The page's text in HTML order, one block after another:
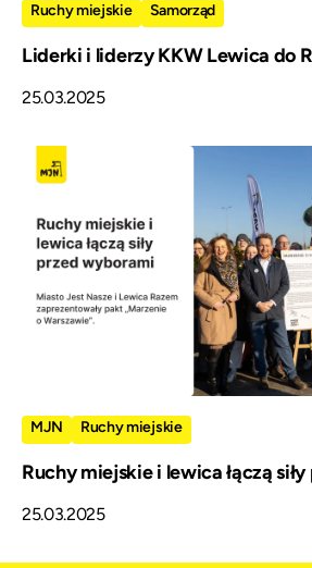
Ruchy miejskie Samorząd
Liderki i liderzy KKW Lewica do
25.03.2025
MJN Ruchy miejskie
Ruchy miejskie i lewica łączą
25.03.2025